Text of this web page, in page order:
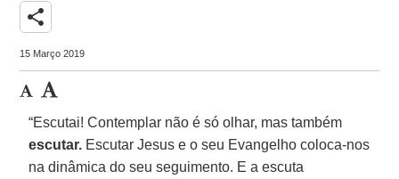
share
15 Março 2019
“Escutai! Contemplar não é só olhar, mas também
escutar. Escutar Jesus e o seu Evangelho coloca-nos
na dinâmica do seu seguimento. E a escuta